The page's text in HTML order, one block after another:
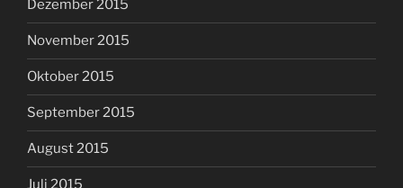
Dezember 2015
November 2015
Oktober 2015
September 2015
August 2015
Juli 2015